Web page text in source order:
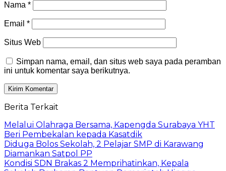
Nama *
Email *
Situs Web
Simpan nama, email, dan situs web saya pada peramban
ini untuk komentar saya berikutnya.
Berita Terkait
Melalui Olahraga Bersama, Kapengda Surabaya YHT
Beri Pembekalan kepada Kasatdik
Diduga Bolos Sekolah, 2 Pelajar SMP di Karawang
Diamankan Satpol PP
Kondisi SDN Brakas 2 Memprihatinkan, Kepala